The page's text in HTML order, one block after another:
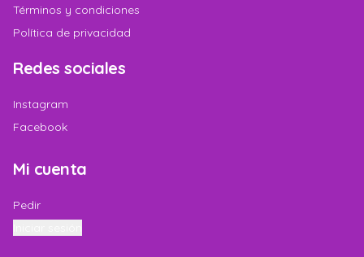
Términos y condiciones
Política de privacidad
Redes sociales
Instagram
Facebook
Mi cuenta
Pedir